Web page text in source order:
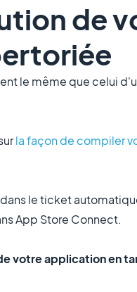
de
le même que celui
la façon de compiler
le ticket
App Store Connect.
votre application en